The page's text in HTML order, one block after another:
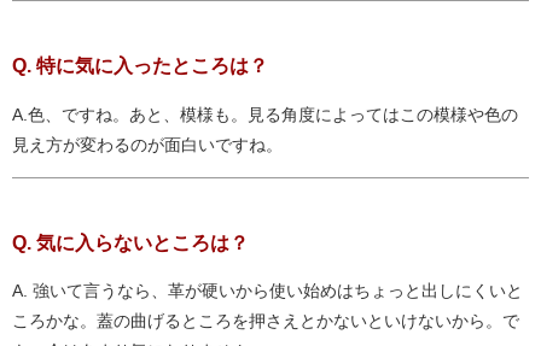
Q. 特に気に入ったところは？
A.色、ですね。あと、模様も。見る角度によってはこの模様や色の
見え方が変わるのが面白いですね。
Q. 気に入らないところは？
A. 強いて言うなら、革が硬いから使い始めはちょっと出しにくいと
ころかな。蓋の曲げるところを押さえとかないといけないから。で